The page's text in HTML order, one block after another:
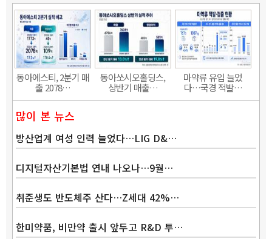
동아에스티, 2분기 매
출 2078…
동아쏘시오홀딩스,
상반기 매출…
마약류 유입 늘었
다…국경 적발…
많이 본 뉴스
방산업계 여성 인력 늘었다…LIG D&…
디지털자산기본법 연내 나오나…9월…
취준생도 반도체주 산다…Z세대 42%…
한미약품, 비만약 출시 앞두고 R&D 투…